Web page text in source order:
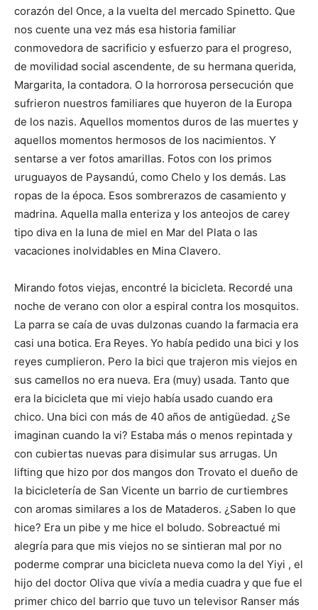
corazón del Once, a la vuelta del mercado Spinetto. Que
nos cuente una vez más esa historia familiar
conmovedora de sacrificio y esfuerzo para el progreso,
de movilidad social ascendente, de su hermana querida,
Margarita, la contadora. O la horrorosa persecución que
sufrieron nuestros familiares que huyeron de la Europa
de los nazis. Aquellos momentos duros de las muertes y
aquellos momentos hermosos de los nacimientos. Y
sentarse a ver fotos amarillas. Fotos con los primos
uruguayos de Paysandú, como Chelo y los demás. Las
ropas de la época. Esos sombrerazos de casamiento y
madrina. Aquella malla enteriza y los anteojos de carey
tipo diva en la luna de miel en Mar del Plata o las
vacaciones inolvidables en Mina Clavero.
Mirando fotos viejas, encontré la bicicleta. Recordé una
noche de verano con olor a espiral contra los mosquitos.
La parra se caía de uvas dulzonas cuando la farmacia era
casi una botica. Era Reyes. Yo había pedido una bici y los
reyes cumplieron. Pero la bici que trajeron mis viejos en
sus camellos no era nueva. Era (muy) usada. Tanto que
era la bicicleta que mi viejo había usado cuando era
chico. Una bici con más de 40 años de antigüedad. ¿Se
imaginan cuando la vi? Estaba más o menos repintada y
con cubiertas nuevas para disimular sus arrugas. Un
lifting que hizo por dos mangos don Trovato el dueño de
la bicicletería de San Vicente un barrio de curtiembres
con aromas similares a los de Mataderos. ¿Saben lo que
hice? Era un pibe y me hice el boludo. Sobreactué mi
alegría para que mis viejos no se sintieran mal por no
poderme comprar una bicicleta nueva como la del Yiyi , el
hijo del doctor Oliva que vivía a media cuadra y que fue el
primer chico del barrio que tuvo un televisor Ranser más